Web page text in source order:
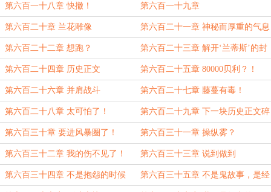
第六百一十八章 快撤！ 第六百一十九章
第六百二十章 兰花雕像 第六百二十一章 神秘而厚重的气息
第六百二十二章 想跑？ 第六百二十三章 解开‘兰蒂斯’的封
印！
第六百二十四章 历史正文 第六百二十五章 80000贝利？！
第六百二十六章 并肩战斗 第六百二十七章 藤蔓有毒！
第六百二十八章 太可怕了！ 第六百二十九章 下一块历史正文碎
片
第六百三十章 要进风暴圈了！ 第六百三十一章 操纵雾？
第六百三十二章 我的伤不见了！ 第六百三十三章 说到做到
第六百三十四章 不是抱怨的时候 第六百三十五章 不是鬼故事，是经